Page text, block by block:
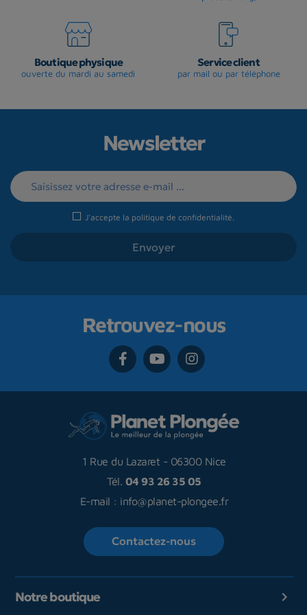
Boutique physique
ouverte du mardi au samedi
Service client
par mail ou par téléphone
Newsletter
J'accepte la politique de confidentialité
Retrouvez-nous
1 Rue du Lazaret - 06300 Nice
Tél. 04 93 26 35 05
E-mail : info@planet-plongee.fr
Contactez-nous
Notre boutique 